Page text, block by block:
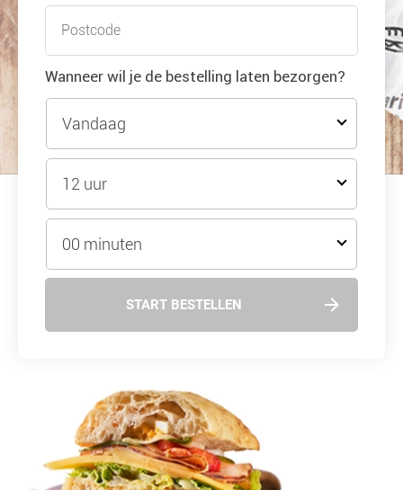
Wanneer wil je de bestelling laten bezorgen?
Vandaag
12 uur
00 minuten
START BESTELLEN